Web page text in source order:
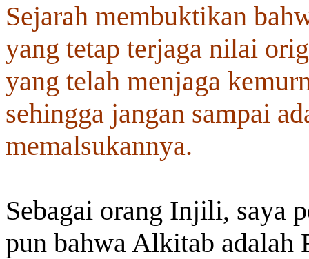
Sejarah membuktikan
yang tetap terjaga nilai
yang telah menjaga
sehingga jangan sampai
memalsukannya.
Sebagai orang Injili, saya
pun bahwa Alkitab adalah